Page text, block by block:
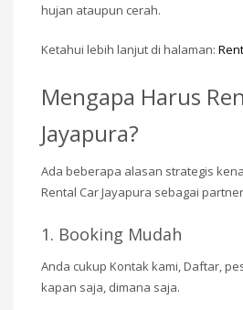
hujan ataupun cerah.
Ketahui lebih lanjut di halaman:
Mengapa Harus
Jayapura?
Ada beberapa alasan strategis
Rental Car Jayapura sebagai
1. Booking Mudah
Anda cukup Kontak kami, Daftar,
kapan saja, dimana saja.